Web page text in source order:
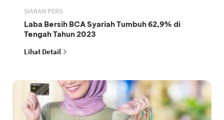
SIARAN PERS
Laba Bersih BCA Syariah Tumbuh 62,9% di
Tengah Tahun 2023
Lihat Detail